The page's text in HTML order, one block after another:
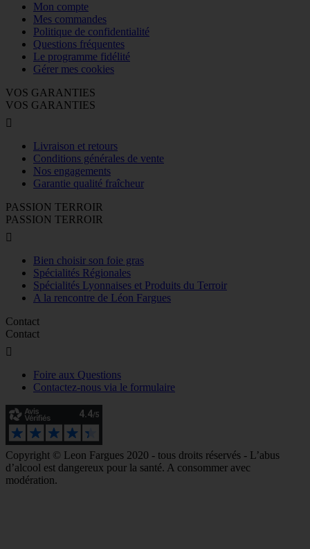
Mon compte
Mes commandes
Politique de confidentialité
Questions fréquentes
Le programme fidélité
Gérer mes cookies
VOS GARANTIES
VOS GARANTIES

Livraison et retours
Conditions générales de vente
Nos engagements
Garantie qualité fraîcheur
PASSION TERROIR
PASSION TERROIR

Bien choisir son foie gras
Spécialités Régionales
Spécialités Lyonnaises et Produits du Terroir
A la rencontre de Léon Fargues
Contact
Contact

Foire aux Questions
Contactez-nous via le formulaire
Copyright © Leon Fargues 2020 - tous droits réservés - L’abus
d’alcool est dangereux pour la santé. A consommer avec
modération.